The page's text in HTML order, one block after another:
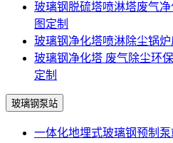
玻璃钢脱硫塔喷淋塔废气
图定制
玻璃钢净化塔喷淋除尘锅
玻璃钢净化塔 废气除尘环
定制
玻璃钢泵站
一体化地埋式玻璃钢预制